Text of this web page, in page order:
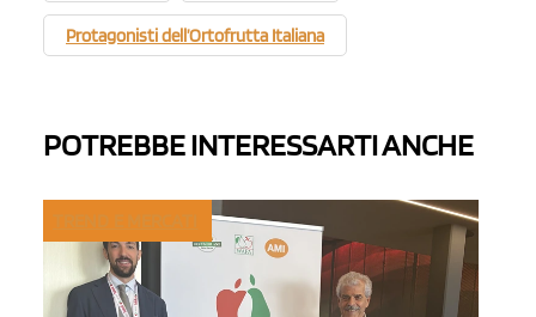
Protagonisti dell’Ortofrutta Italiana
POTREBBE INTERESSARTI ANCHE